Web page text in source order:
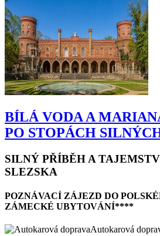
BÍLÁ VODA A
PO STOPÁCH
SILNÝ PŘÍBĚH A
SLEZSKA
POZNÁVACÍ ZÁJEZD DO
ZÁMECKÉ UBYTOVÁNÍ****
Autokarová